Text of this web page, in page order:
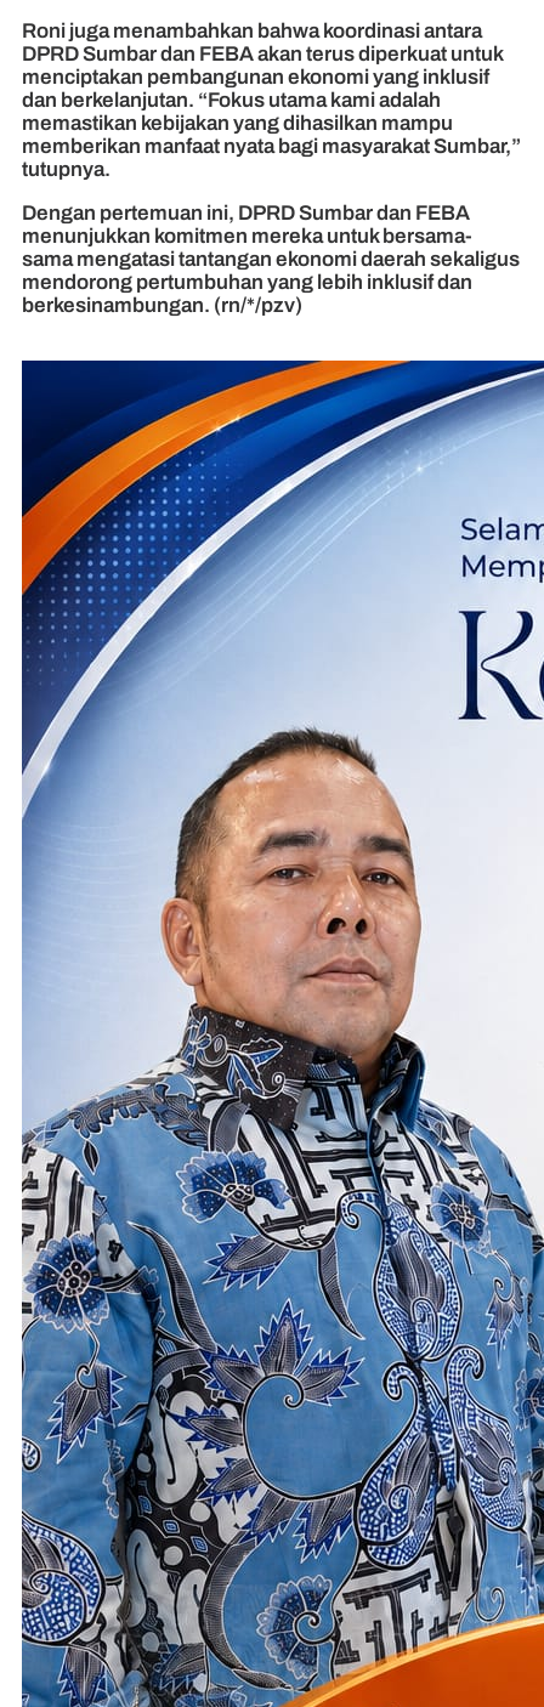
Roni juga menambahkan bahwa koordinasi antara
DPRD Sumbar dan FEBA akan terus diperkuat untuk
menciptakan pembangunan ekonomi yang inklusif
dan berkelanjutan. “Fokus utama kami adalah
memastikan kebijakan yang dihasilkan mampu
memberikan manfaat nyata bagi masyarakat Sumbar,”
tutupnya.
Dengan pertemuan ini, DPRD Sumbar dan FEBA
menunjukkan komitmen mereka untuk bersama-
sama mengatasi tantangan ekonomi daerah sekaligus
mendorong pertumbuhan yang lebih inklusif dan
berkesinambungan. (rn/*/pzv)